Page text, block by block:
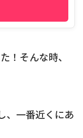
！そんな時、
、一番近くにあ